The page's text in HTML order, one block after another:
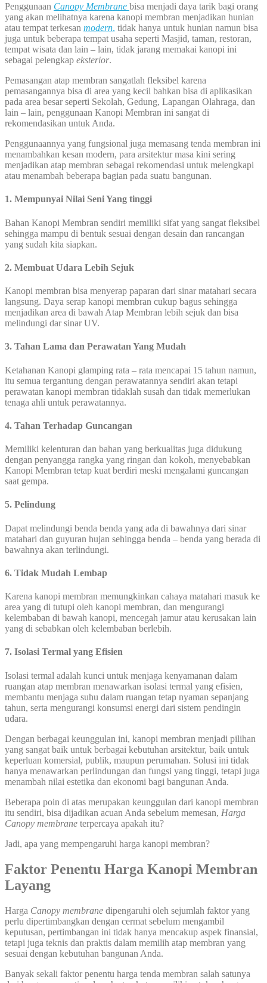
Penggunaan Canopy Membrane bisa menjadi daya tarik bagi orang
yang akan melihatnya karena kanopi membran menjadikan hunian
atau tempat terkesan modern, tidak hanya untuk hunian namun bisa
juga untuk beberapa tempat usaha seperti Masjid, taman, restoran,
tempat wisata dan lain – lain, tidak jarang memakai kanopi ini
sebagai pelengkap eksterior.
Pemasangan atap membran sangatlah fleksibel karena
pemasangannya bisa di area yang kecil bahkan bisa di aplikasikan
pada area besar seperti Sekolah, Gedung, Lapangan Olahraga, dan
lain – lain, penggunaan Kanopi Membran ini sangat di
rekomendasikan untuk Anda.
Penggunaannya yang fungsional juga memasang tenda membran ini
menambahkan kesan modern, para arsitektur masa kini sering
menjadikan atap membran sebagai rekomendasi untuk melengkapi
atau menambah beberapa bagian pada suatu bangunan.
1. Mempunyai Nilai Seni Yang tinggi
Bahan Kanopi Membran sendiri memiliki sifat yang sangat fleksibel
sehingga mampu di bentuk sesuai dengan desain dan rancangan
yang sudah kita siapkan.
2. Membuat Udara Lebih Sejuk
Kanopi membran bisa menyerap paparan dari sinar matahari secara
langsung. Daya serap kanopi membran cukup bagus sehingga
menjadikan area di bawah Atap Membran lebih sejuk dan bisa
melindungi dar sinar UV.
3. Tahan Lama dan Perawatan Yang Mudah
Ketahanan Kanopi glamping rata – rata mencapai 15 tahun namun,
itu semua tergantung dengan perawatannya sendiri akan tetapi
perawatan kanopi membran tidaklah susah dan tidak memerlukan
tenaga ahli untuk perawatannya.
4. Tahan Terhadap Guncangan
Memiliki kelenturan dan bahan yang berkualitas juga didukung
dengan penyangga rangka yang ringan dan kokoh, menyebabkan
Kanopi Membran tetap kuat berdiri meski mengalami guncangan
saat gempa.
5. Pelindung
Dapat melindungi benda benda yang ada di bawahnya dari sinar
matahari dan guyuran hujan sehingga benda – benda yang berada di
bawahnya akan terlindungi.
6. Tidak Mudah Lembap
Karena kanopi membran memungkinkan cahaya matahari masuk ke
area yang di tutupi oleh kanopi membran, dan mengurangi
kelembaban di bawah kanopi, mencegah jamur atau kerusakan lain
yang di sebabkan oleh kelembaban berlebih.
7. Isolasi Termal yang Efisien
Isolasi termal adalah kunci untuk menjaga kenyamanan dalam
ruangan atap membran menawarkan isolasi termal yang efisien,
membantu menjaga suhu dalam ruangan tetap nyaman sepanjang
tahun, serta mengurangi konsumsi energi dari sistem pendingin
udara.
Dengan berbagai keunggulan ini, kanopi membran menjadi pilihan
yang sangat baik untuk berbagai kebutuhan arsitektur, baik untuk
keperluan komersial, publik, maupun perumahan. Solusi ini tidak
hanya menawarkan perlindungan dan fungsi yang tinggi, tetapi juga
menambah nilai estetika dan ekonomi bagi bangunan Anda.
Beberapa poin di atas merupakan keunggulan dari kanopi membran
itu sendiri, bisa dijadikan acuan Anda sebelum memesan, Harga
Canopy membrane terpercaya apakah itu?
Jadi, apa yang mempengaruhi harga kanopi membran?
Faktor Penentu Harga Kanopi Membran
Layang
Harga Canopy membrane dipengaruhi oleh sejumlah faktor yang
perlu dipertimbangkan dengan cermat sebelum mengambil
keputusan, pertimbangan ini tidak hanya mencakup aspek finansial,
tetapi juga teknis dan praktis dalam memilih atap membran yang
sesuai dengan kebutuhan bangunan Anda.
Banyak sekali faktor penentu harga tenda membran salah satunya